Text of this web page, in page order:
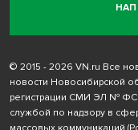
© 2015 - 2026 VN.ru Все
новости Новосибирской
регистрации СМИ ЭЛ № ФС
службой по надзору в